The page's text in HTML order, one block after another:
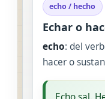
echo / hecho
Echar o
echo: del
hacer o